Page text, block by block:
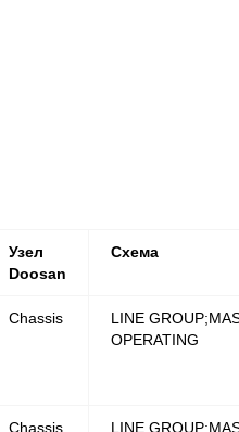
Узел
Doosan
Схема
Chassis
LINE
OPERATING
Chassis
LINE